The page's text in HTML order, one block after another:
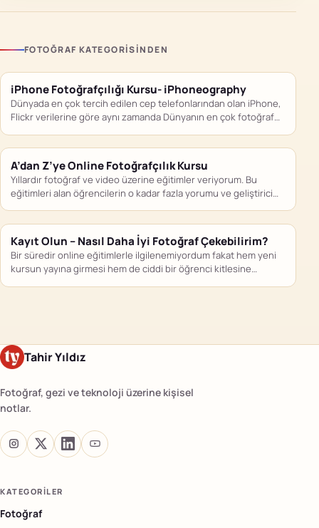
FOTOĞRAF KATEGORISINDEN
iPhone Fotoğrafçılığı Kursu- iPhoneography
Dünyada en çok tercih edilen cep telefonlarından olan iPhone,
Flickr verilerine göre aynı zamanda Dünyanın en çok fotoğraf…
A’dan Z’ye Online Fotoğrafçılık Kursu
Yıllardır fotoğraf ve video üzerine eğitimler veriyorum. Bu
eğitimleri alan öğrencilerin o kadar fazla yorumu ve geliştirici
Kayıt Olun – Nasıl Daha İyi Fotoğraf Çekebilirim?
Bir süredir online eğitimlerle ilgilenemiyordum fakat hem yeni
kursun yayına girmesi hem de ciddi bir öğrenci kitlesine
Tahir Yıldız
Fotoğraf, gezi ve teknoloji üzerine kişisel
notlar.
KATEGORILER
Fotoğraf